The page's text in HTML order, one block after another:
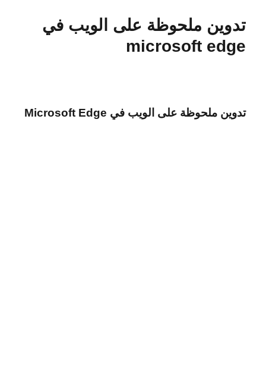
تدوين ملحوظة على الويب في
microsoft edge
تدوين ملحوظة على الويب في Microsoft Edge